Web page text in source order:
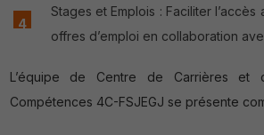
Stages et Emplois : Faciliter
offres d’emploi en collaboration
L’équipe de Centre de Carrières et
Compétences 4C-FSJEGJ se présente